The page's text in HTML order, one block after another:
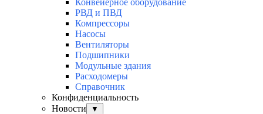
РВД и ПВД
Компрессоры
Насосы
Вентиляторы
Подшипники
Модульные здания
Расходомеры
Справочник
Конфиденциальность
Новости
▼